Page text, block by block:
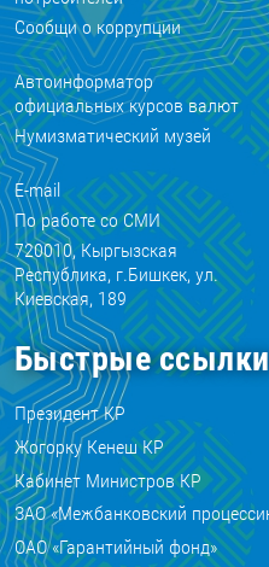
Сообщи о коррупции
Автоинформатор
официальных курсов валют
Нумизматический музей
E-mail
По работе со СМИ
720010, Кыргызская
Республика, г.Бишкек, ул.
Киевская, 189
Быстрые ссылки
Президент КР
Жогорку Кенеш КР
Кабинет Министров КР
ЗАО «Межбанковский
ОАО «Гарантийный фонд»